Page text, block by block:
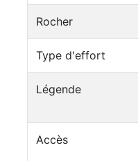
Rocher
Type d'effort
Légende
Accès